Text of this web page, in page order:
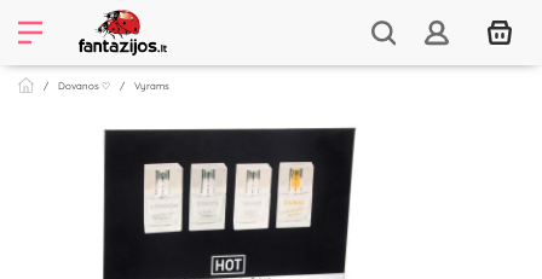
Dovanos ♡ Vyrams